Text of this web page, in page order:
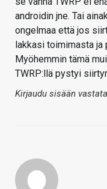
androidin jne. Tai
ongelmaa että jos
lakkasi toimimasta ja
Myöhemmin tämä
TWRP:llä pystyi
Kirjaudu sisään